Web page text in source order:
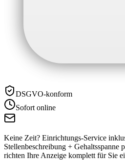
DSGVO-konform
Sofort online
Keine Zeit? Einrichtungs-Service
Stellenbeschreibung +
richten Ihre Anzeige komplett für Sie